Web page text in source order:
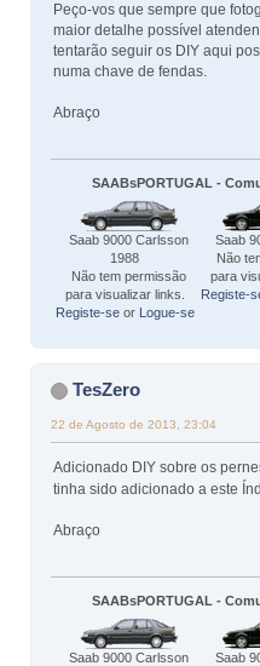
Peço-vos que sempre que
maior detalhe possível
tentarão seguir os DIY aqui
numa chave de fendas.
Abraço
SAABsPORTUGAL -
Saab 9000 Carlsson
1988
Não tem permissão
para visualizar links.
Registe-seor Logue-se
Saab
Não
para
Registe-
TesZero
22 de Agosto de 2013, 23:04
Adicionado DIY sobre os
tinha sido adicionado a este
Abraço
SAABsPORTUGAL -
Saab 9000 Carlsson
Saab